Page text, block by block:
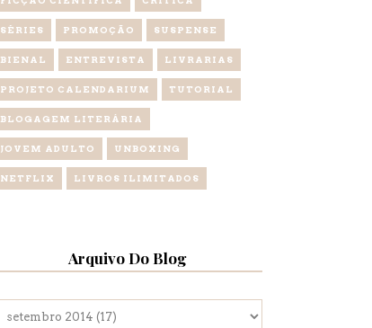
SÉRIES PROMOÇÃO SUSPENSE
BIENAL ENTREVISTA LIVRARIAS
PROJETO CALENDARIUM TUTORIAL
BLOGAGEM LITERÁRIA
JOVEM ADULTO UNBOXING
NETFLIX LIVROS ILIMITADOS
Arquivo Do Blog